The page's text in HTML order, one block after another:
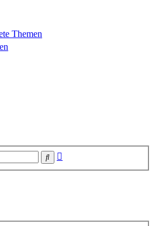
Themen
Suche